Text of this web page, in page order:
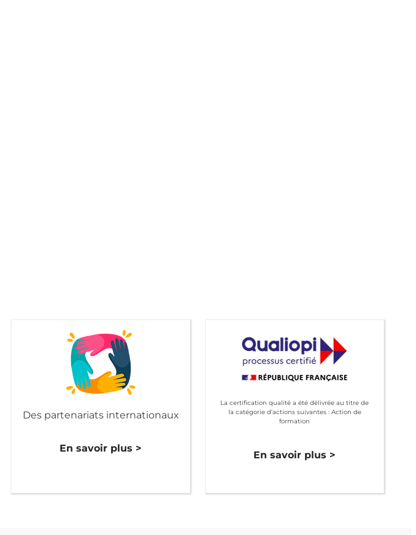
Des partenariats internationaux
En savoir plus >
La certification qualité a été délivrée au titre de
la catégorie d’actions suivantes : Action de
formation
En savoir plus >